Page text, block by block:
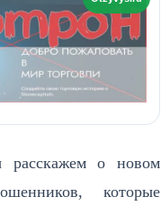
о новом
которые